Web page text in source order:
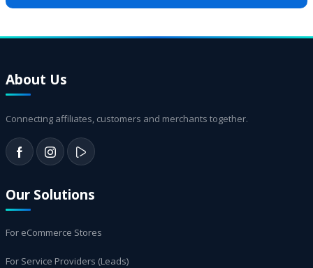
About Us
Connecting affiliates, customers and merchants together.
Our Solutions
For eCommerce Stores
For Service Providers (Leads)